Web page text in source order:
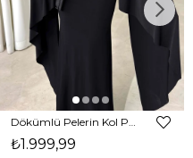
₺1.999,99